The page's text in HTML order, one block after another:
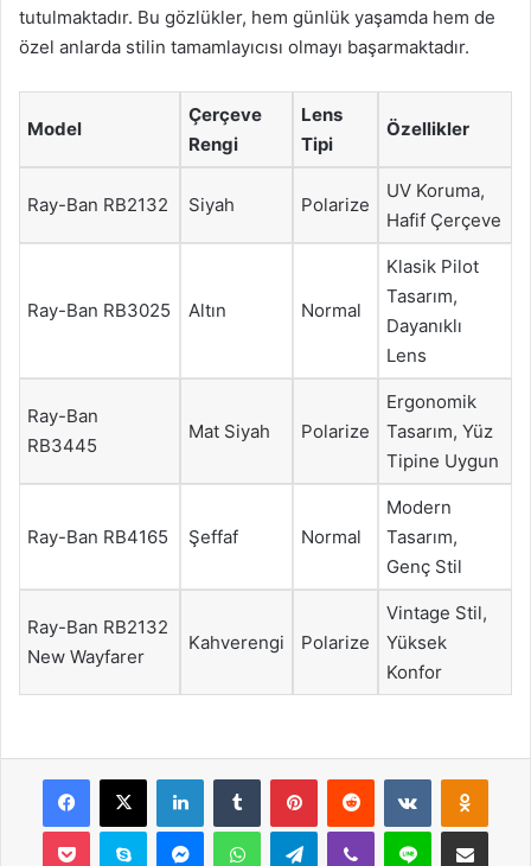
tutulmaktadır. Bu gözlükler, hem günlük yaşamda hem de
özel anlarda stilin tamamlayıcısı olmayı başarmaktadır.
Model
Çerçeve
Rengi
Lens
Tipi
Özellikler
Ray-Ban RB2132 Siyah Polarize
UV Koruma,
Hafif Çerçeve
Ray-Ban RB3025 Altın Normal
Klasik Pilot
Tasarım,
Dayanıklı
Lens
Ray-Ban
RB3445
Mat Siyah Polarize
Ergonomik
Tasarım, Yüz
Tipine Uygun
Ray-Ban RB4165 Şeffaf Normal
Modern
Tasarım,
Genç Stil
Ray-Ban RB2132
New Wayfarer
Kahverengi Polarize
Vintage Stil,
Yüksek
Konfor
Facebook
X LinkedInTumblr PinterestReddit VKontakte
Pocket Skype MessengerWhatsAppTelegramViber Line E-Posta ile